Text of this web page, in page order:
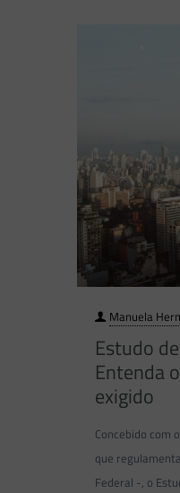
Manuela
Estudo
Entenda
exigido
Concebido com
que
Federal -, o